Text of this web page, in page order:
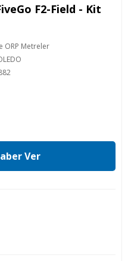
F2-Field - Kit
ORP Metreler
Ver